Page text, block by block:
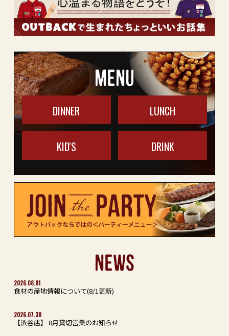
MENU
DINNER LUNCH
KID'S DRINK
NEWS
2026.08.01
食材の産地情報について(8/1更新)
2026.07.30
【渋谷店】 8月貸切営業のお知らせ